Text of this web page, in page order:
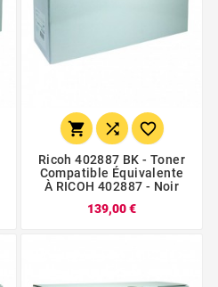
  
Ricoh 402887 BK - Toner
Compatible Équivalente
À RICOH 402887 - Noir
139,00 €